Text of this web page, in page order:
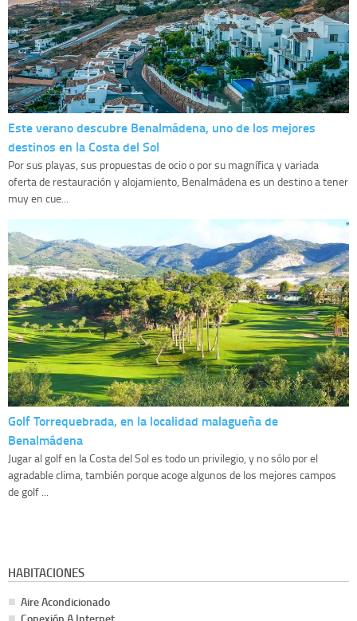
Este verano descubre Benalmádena, uno de los mejores
destinos en la Costa del Sol
Por sus playas, sus propuestas de ocio o por su magnífica y variada
oferta de restauración y alojamiento, Benalmádena es un destino a tener
muy en cue...
Golf Torrequebrada, en la localidad malagueña de
Benalmádena
Jugar al golf en la Costa del Sol es todo un privilegio, y no sólo por el
agradable clima, también porque acoge algunos de los mejores campos
de golf ...
HABITACIONES
Aire Acondicionado